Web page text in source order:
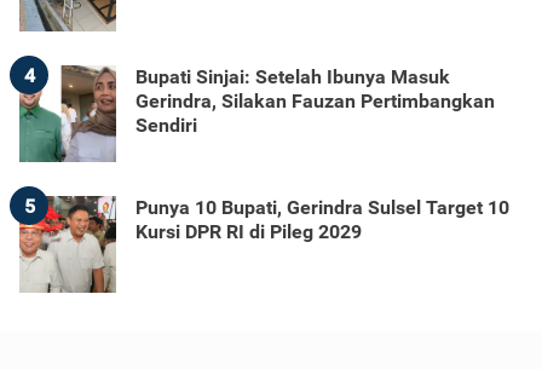
4
Bupati Sinjai: Setelah Ibunya Masuk
Gerindra, Silakan Fauzan Pertimbangkan
Sendiri
5
Punya 10 Bupati, Gerindra Sulsel Target 10
Kursi DPR RI di Pileg 2029